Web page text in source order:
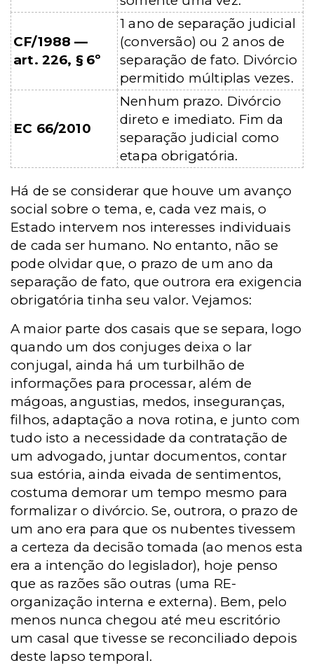
CF/1988 —
art. 226, § 6º
1 ano de separação judicial
(conversão) ou 2 anos de
separação de fato. Divórcio
permitido múltiplas vezes.
EC 66/2010
Nenhum prazo. Divórcio
direto e imediato. Fim da
separação judicial como
etapa obrigatória.
Há de se considerar que houve um avanço
social sobre o tema, e, cada vez mais, o
Estado intervem nos interesses individuais
de cada ser humano. No entanto, não se
pode olvidar que, o prazo de um ano da
separação de fato, que outrora era exigencia
obrigatória tinha seu valor. Vejamos:
A maior parte dos casais que se separa, logo
quando um dos conjuges deixa o lar
conjugal, ainda há um turbilhão de
informações para processar, além de
mágoas, angustias, medos, inseguranças,
filhos, adaptação a nova rotina, e junto com
tudo isto a necessidade da contratação de
um advogado, juntar documentos, contar
sua estória, ainda eivada de sentimentos,
costuma demorar um tempo mesmo para
formalizar o divórcio. Se, outrora, o prazo de
um ano era para que os nubentes tivessem
a certeza da decisão tomada (ao menos esta
era a intenção do legislador), hoje penso
que as razões são outras (uma RE-
organização interna e externa). Bem, pelo
menos nunca chegou até meu escritório
um casal que tivesse se reconciliado depois
deste lapso temporal.